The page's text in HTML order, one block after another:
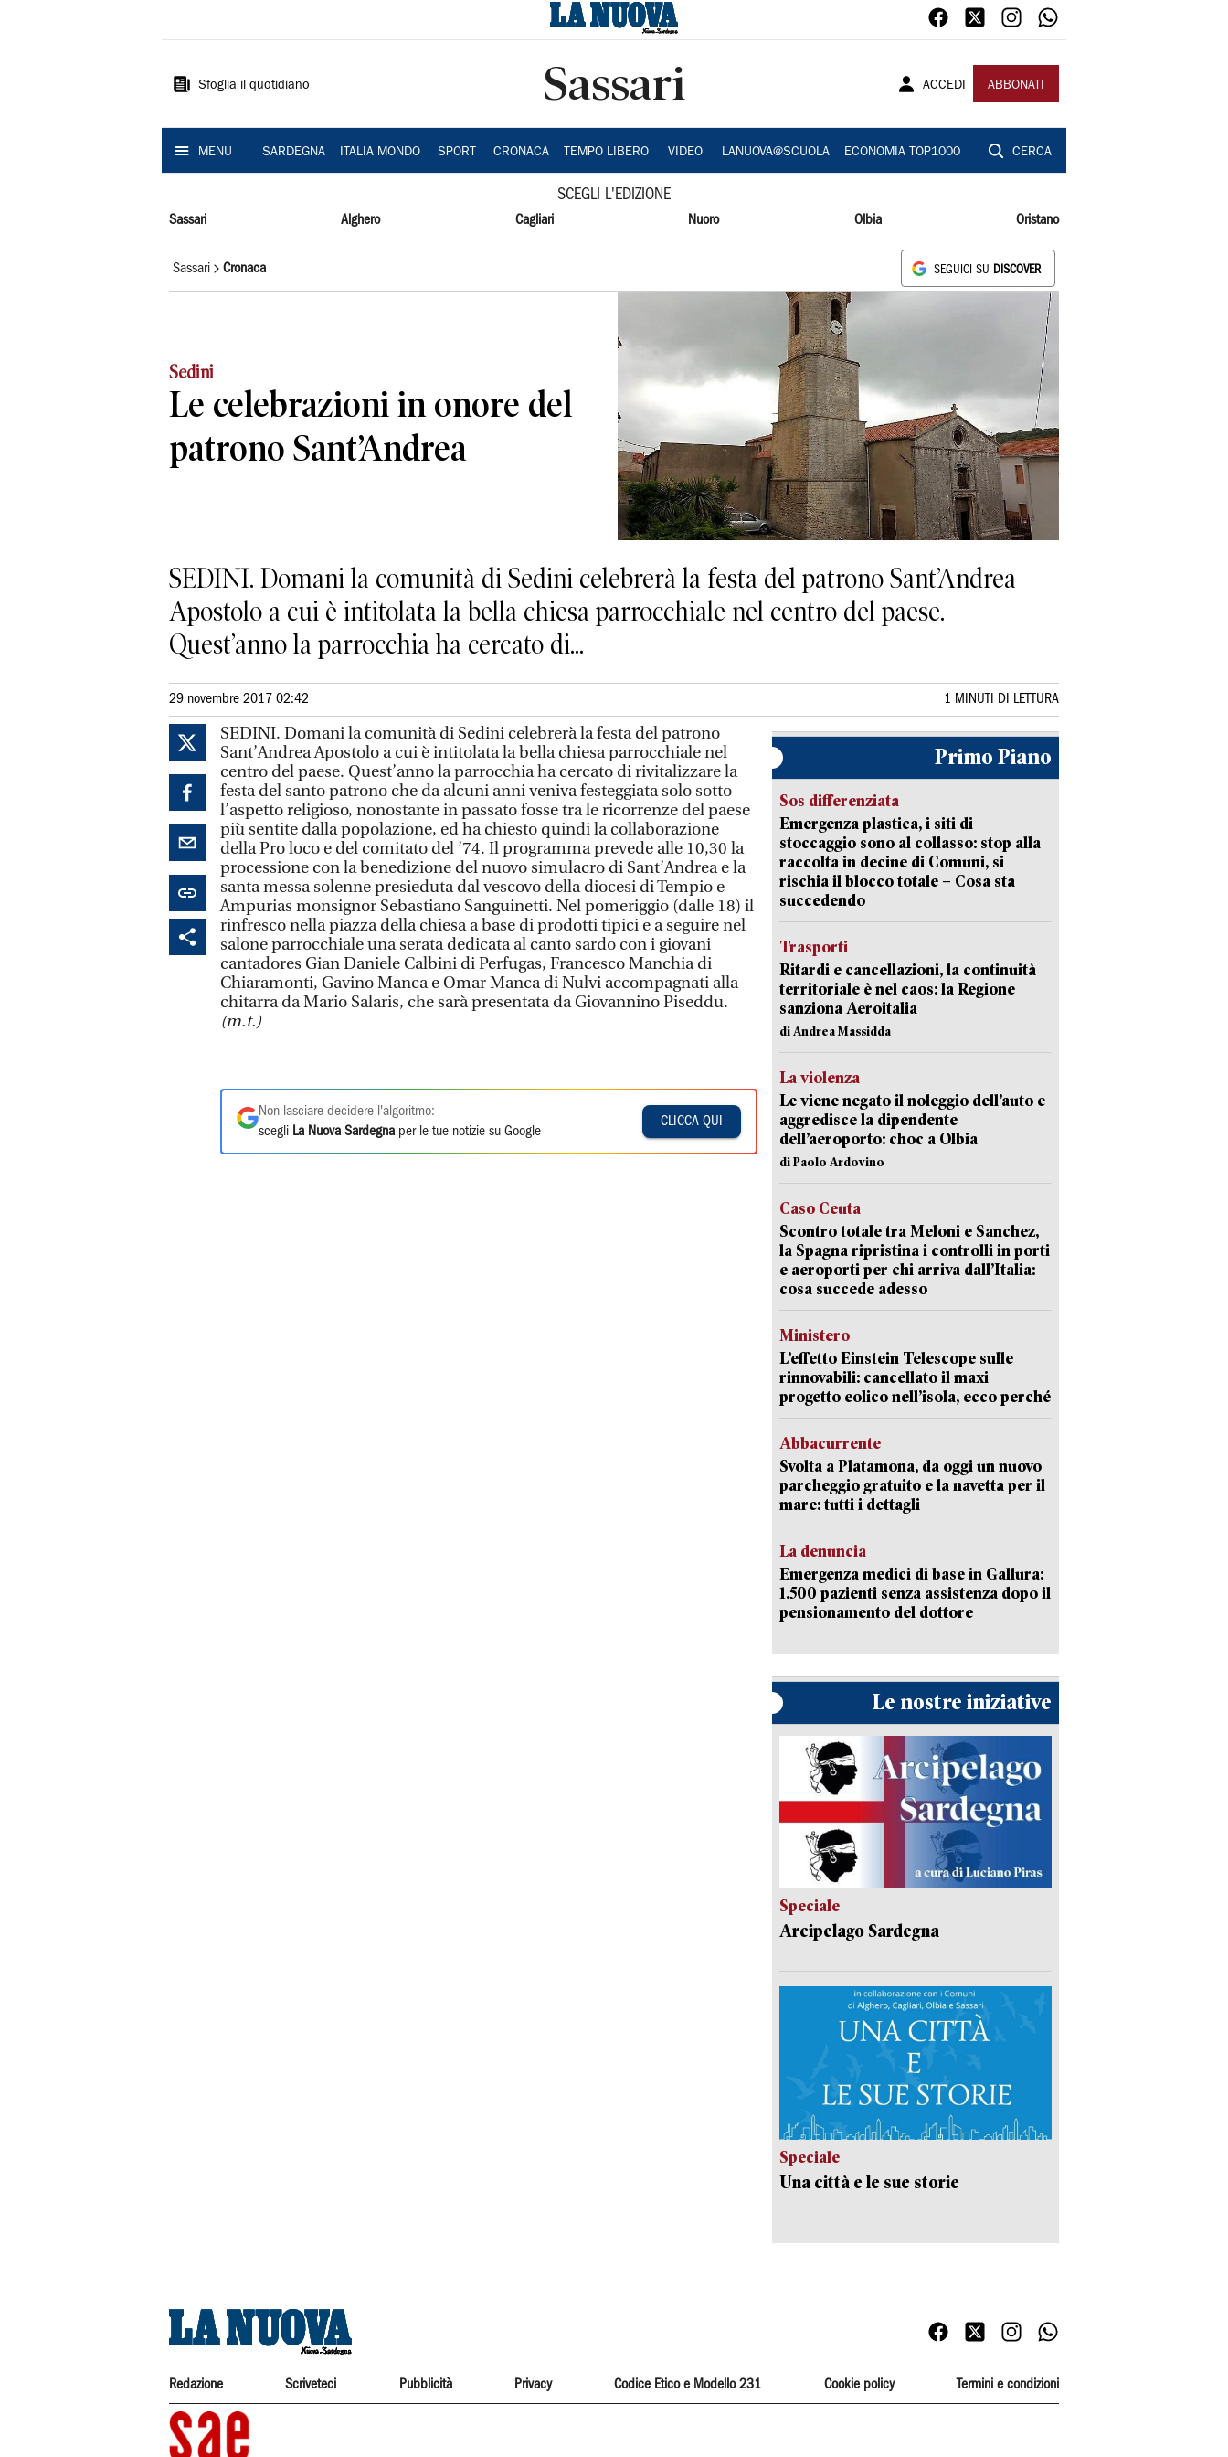
Sardegna
Sfoglia il quotidiano Sassari ACCEDI ABBONATI
MENU SARDEGNA ITALIA MONDO SPORT CRONACA TEMPO LIBERO VIDEO LANUOVA@SCUOLA ECONOMIA TOP1000 CERCA
SCEGLI L'EDIZIONE
Sassari Alghero Cagliari Nuoro Olbia Oristano
Sassari Cronaca SEGUICI SU DISCOVER
Sedini
Le celebrazioni in onore del
patrono Sant’Andrea
SEDINI. Domani la comunità di Sedini celebrerà la festa del patrono Sant’Andrea
Apostolo a cui è intitolata la bella chiesa parrocchiale nel centro del paese.
Quest’anno la parrocchia ha cercato di...
29 novembre 2017 02:42 1 MINUTI DI LETTURA
SEDINI. Domani la comunità di Sedini celebrerà la festa del patrono
Sant’Andrea Apostolo a cui è intitolata la bella chiesa parrocchiale nel
centro del paese. Quest’anno la parrocchia ha cercato di rivitalizzare la
festa del santo patrono che da alcuni anni veniva festeggiata solo sotto
l’aspetto religioso, nonostante in passato fosse tra le ricorrenze del paese
più sentite dalla popolazione, ed ha chiesto quindi la collaborazione
della Pro loco e del comitato del ’74. Il programma prevede alle 10,30 la
processione con la benedizione del nuovo simulacro di Sant’Andrea e la
santa messa solenne presieduta dal vescovo della diocesi di Tempio e
Ampurias monsignor Sebastiano Sanguinetti. Nel pomeriggio (dalle 18) il
rinfresco nella piazza della chiesa a base di prodotti tipici e a seguire nel
salone parrocchiale una serata dedicata al canto sardo con i giovani
cantadores Gian Daniele Calbini di Perfugas, Francesco Manchia di
Chiaramonti, Gavino Manca e Omar Manca di Nulvi accompagnati alla
chitarra da Mario Salaris, che sarà presentata da Giovannino Piseddu.
(m.t.)
Non lasciare decidere l'algoritmo:
scegli La Nuova Sardegna per le tue notizie su Google
CLICCA QUI
Primo Piano
Sos differenziata
Emergenza plastica, i siti di
stoccaggio sono al collasso: stop alla
raccolta in decine di Comuni, si
rischia il blocco totale – Cosa sta
succedendo
Trasporti
Ritardi e cancellazioni, la continuità
territoriale è nel caos: la Regione
sanziona Aeroitalia
di Andrea Massidda
La violenza
Le viene negato il noleggio dell’auto e
aggredisce la dipendente
dell’aeroporto: choc a Olbia
di Paolo Ardovino
Caso Ceuta
Scontro totale tra Meloni e Sanchez,
la Spagna ripristina i controlli in porti
e aeroporti per chi arriva dall’Italia:
cosa succede adesso
Ministero
L’effetto Einstein Telescope sulle
rinnovabili: cancellato il maxi
progetto eolico nell’isola, ecco perché
Abbacurrente
Svolta a Platamona, da oggi un nuovo
parcheggio gratuito e la navetta per il
mare: tutti i dettagli
La denuncia
Emergenza medici di base in Gallura:
1.500 pazienti senza assistenza dopo il
pensionamento del dottore
Le nostre iniziative
Speciale
Arcipelago Sardegna
Speciale
Una città e le sue storie
Redazione Scriveteci Pubblicità Privacy Codice Etico e Modello 231 Cookie policy Termini e condizioni